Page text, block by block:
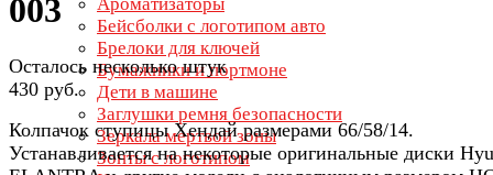
Бейсболки с логотипом авто
Брелоки для ключей
Бумажники и портмоне
Дети в машине
Заглушки ремня безопасности
Зеркала мертвой зоны
Зонты с логотипом
003
Осталось несколько штук
430 руб.
Колпачок ступицы Хендай размерами 66/58/14.
Устанавливается на некоторые оригинальные диски